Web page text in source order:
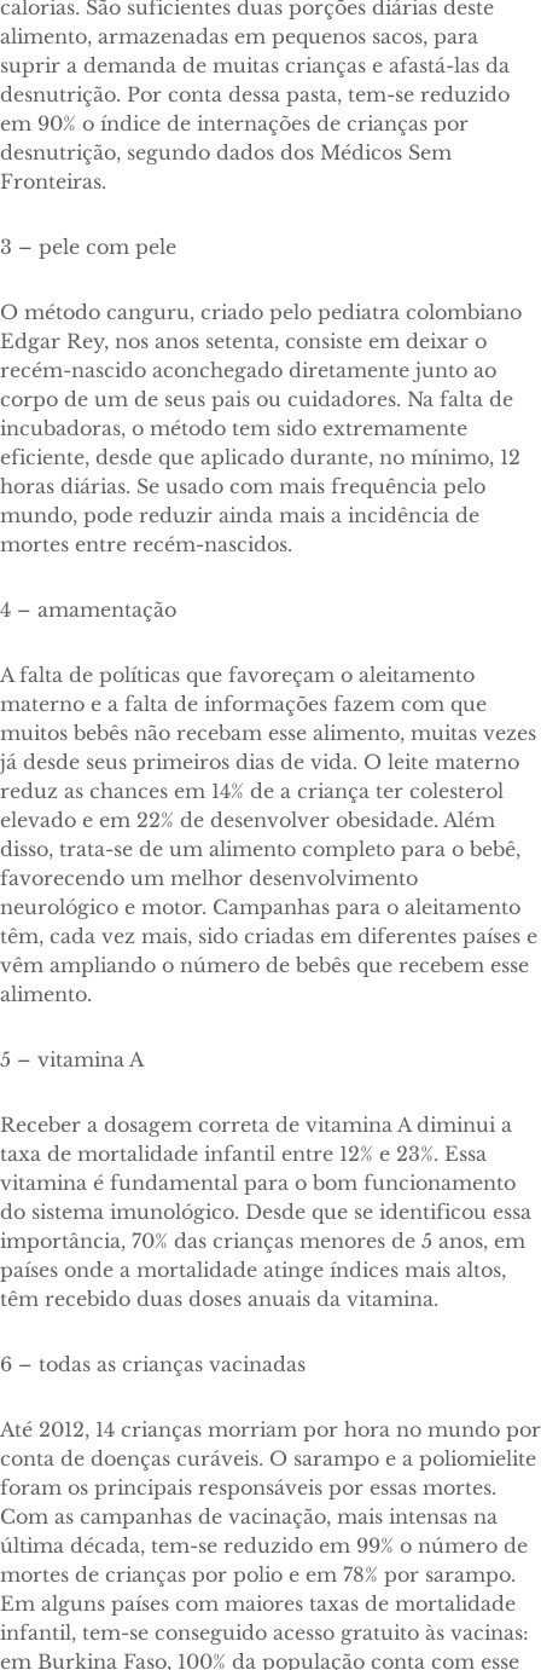
calorias. São suficientes duas porções diárias deste
alimento, armazenadas em pequenos sacos, para
suprir a demanda de muitas crianças e afastá-las da
desnutrição. Por conta dessa pasta, tem-se reduzido
em 90% o índice de internações de crianças por
desnutrição, segundo dados dos Médicos Sem
Fronteiras.
3 – pele com pele
O método canguru, criado pelo pediatra colombiano
Edgar Rey, nos anos setenta, consiste em deixar o
recém-nascido aconchegado diretamente junto ao
corpo de um de seus pais ou cuidadores. Na falta de
incubadoras, o método tem sido extremamente
eficiente, desde que aplicado durante, no mínimo, 12
horas diárias. Se usado com mais frequência pelo
mundo, pode reduzir ainda mais a incidência de
mortes entre recém-nascidos.
4 – amamentação
A falta de políticas que favoreçam o aleitamento
materno e a falta de informações fazem com que
muitos bebês não recebam esse alimento, muitas vezes
já desde seus primeiros dias de vida. O leite materno
reduz as chances em 14% de a criança ter colesterol
elevado e em 22% de desenvolver obesidade. Além
disso, trata-se de um alimento completo para o bebê,
favorecendo um melhor desenvolvimento
neurológico e motor. Campanhas para o aleitamento
têm, cada vez mais, sido criadas em diferentes países e
vêm ampliando o número de bebês que recebem esse
alimento.
5 – vitamina A
Receber a dosagem correta de vitamina A diminui a
taxa de mortalidade infantil entre 12% e 23%. Essa
vitamina é fundamental para o bom funcionamento
do sistema imunológico. Desde que se identificou essa
importância, 70% das crianças menores de 5 anos, em
países onde a mortalidade atinge índices mais altos,
têm recebido duas doses anuais da vitamina.
6 – todas as crianças vacinadas
Até 2012, 14 crianças morriam por hora no mundo por
conta de doenças curáveis. O sarampo e a poliomielite
foram os principais responsáveis por essas mortes.
Com as campanhas de vacinação, mais intensas na
última década, tem-se reduzido em 99% o número de
mortes de crianças por polio e em 78% por sarampo.
Em alguns países com maiores taxas de mortalidade
infantil, tem-se conseguido acesso gratuito às vacinas:
em Burkina Faso, 100% da população conta com esse